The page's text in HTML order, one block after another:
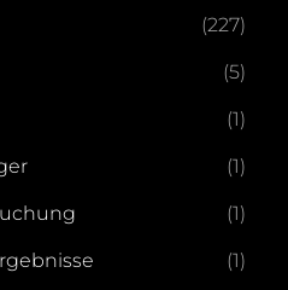
(227)
(5)
(1)
(1)
(1)
(1)